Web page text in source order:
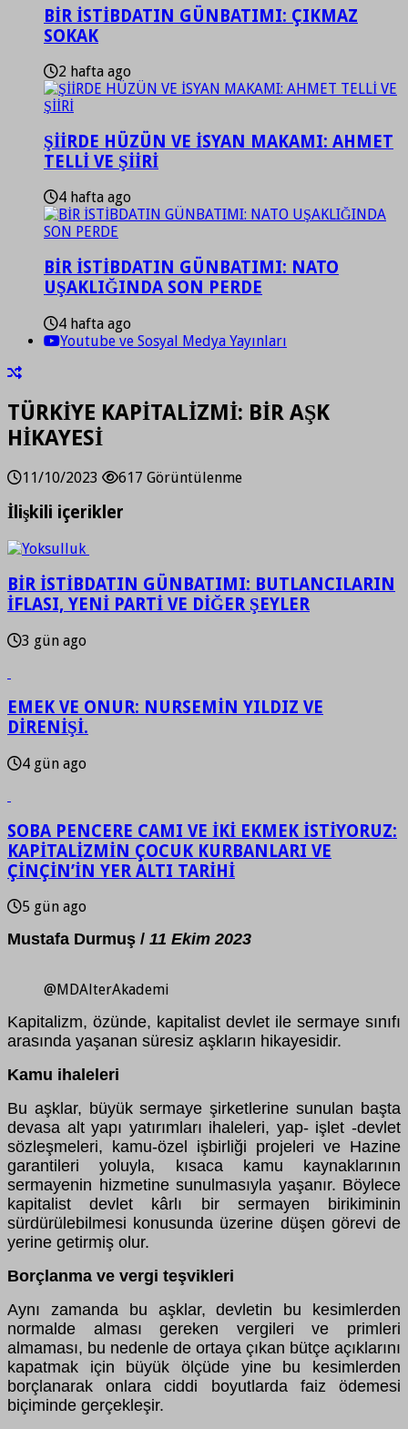
BİR İSTİBDATIN GÜNBATIMI: ÇIKMAZ
SOKAK
2 hafta ago
ŞİİRDE HÜZÜN VE İSYAN MAKAMI: AHMET
TELLİ VE ŞİİRİ
4 hafta ago
BİR İSTİBDATIN GÜNBATIMI: NATO
UŞAKLIĞINDA SON PERDE
4 hafta ago
Youtube ve Sosyal Medya Yayınları
TÜRKİYE KAPİTALİZMİ: BİR AŞK
HİKAYESİ
11/10/2023 617 Görüntülenme
İlişkili içerikler
BİR İSTİBDATIN GÜNBATIMI: BUTLANCILARIN
İFLASI, YENİ PARTİ VE DİĞER ŞEYLER
3 gün ago
EMEK VE ONUR: NURSEMİN YILDIZ VE
DİRENİŞİ.
4 gün ago
SOBA PENCERE CAMI VE İKİ EKMEK İSTİYORUZ:
KAPİTALİZMİN ÇOCUK KURBANLARI VE
ÇİNÇİN’İN YER ALTI TARİHİ
5 gün ago
Mustafa Durmuş / 11 Ekim 2023
@MDAlterAkademi
Kapitalizm, özünde, kapitalist devlet ile sermaye sınıfı
arasında yaşanan süresiz aşkların hikayesidir.
Kamu ihaleleri
Bu aşklar, büyük sermaye şirketlerine sunulan başta
devasa alt yapı yatırımları ihaleleri, yap- işlet -devlet
sözleşmeleri, kamu-özel işbirliği projeleri ve Hazine
garantileri yoluyla, kısaca kamu kaynaklarının
sermayenin hizmetine sunulmasıyla yaşanır. Böylece
kapitalist devlet kârlı bir sermayen birikiminin
sürdürülebilmesi konusunda üzerine düşen görevi de
yerine getirmiş olur.
Borçlanma ve vergi teşvikleri
Aynı zamanda bu aşklar, devletin bu kesimlerden
normalde alması gereken vergileri ve primleri
almaması, bu nedenle de ortaya çıkan bütçe açıklarını
kapatmak için büyük ölçüde yine bu kesimlerden
borçlanarak onlara ciddi boyutlarda faiz ödemesi
biçiminde gerçekleşir.